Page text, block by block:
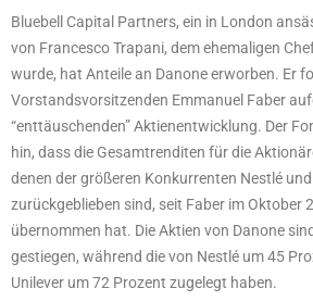
Bluebell Capital Partners, ein in London
von Francesco Trapani, dem ehemaligen
wurde, hat Anteile an Danone erworben. Er
Vorstandsvorsitzenden Emmanuel Faber
“enttäuschenden” Aktienentwicklung. Der
hin, dass die Gesamtrenditen für die
denen der größeren Konkurrenten Nestlé
zurückgeblieben sind, seit Faber im Oktober
übernommen hat. Die Aktien von Danone
gestiegen, während die von Nestlé um 45
Unilever um 72 Prozent zugelegt haben.